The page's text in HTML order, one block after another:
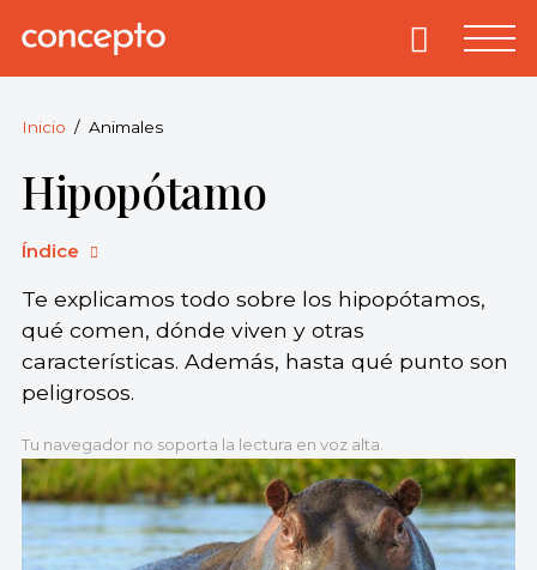
Concepto.
derechos
reservados.
Primary
Inicio Animales
Hipopótamo
Índice
Te explicamos todo sobre los hipopótamos,
qué comen, dónde viven y otras
características. Además, hasta qué punto son
peligrosos.
Tu navegador no soporta la lectura en voz alta.